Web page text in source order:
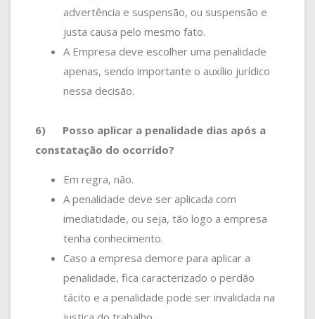
advertência e suspensão, ou suspensão e
justa causa pelo mesmo fato.
A Empresa deve escolher uma penalidade
apenas, sendo importante o auxílio jurídico
nessa decisão.
6) Posso aplicar a penalidade dias após a
constatação do ocorrido?
Em regra, não.
A penalidade deve ser aplicada com
imediatidade, ou seja, tão logo a empresa
tenha conhecimento.
Caso a empresa demore para aplicar a
penalidade, fica caracterizado o perdão
tácito e a penalidade pode ser invalidada na